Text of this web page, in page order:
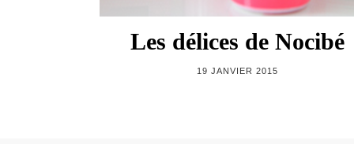
Les délices de Nocibé
19 JANVIER 2015